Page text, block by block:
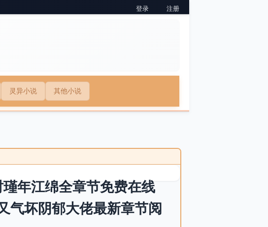
登录 注册
灵异小说 其他小说
年江绵全章节免费在线
气坏阴郁大佬最新章节阅